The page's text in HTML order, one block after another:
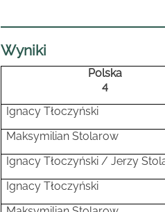
Wyniki
Polska
4
Ignacy Tłoczyński
Maksymilian Stolarow
Ignacy Tłoczyński / Jerzy
Ignacy Tłoczyński